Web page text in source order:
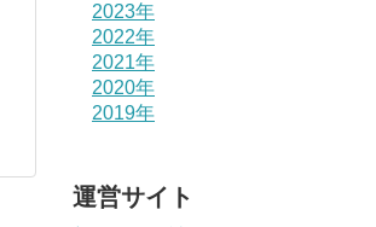
2023年
2022年
2021年
2020年
2019年
運営サイト